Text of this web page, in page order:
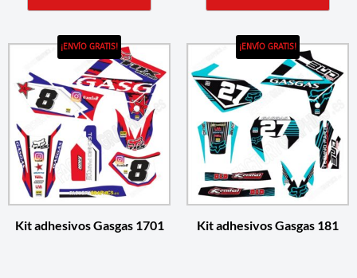
¡ENVÍO GRATIS!
Kit adhesivos Gasgas 1701
¡ENVÍO GRATIS!
Kit adhesivos Gasgas 181